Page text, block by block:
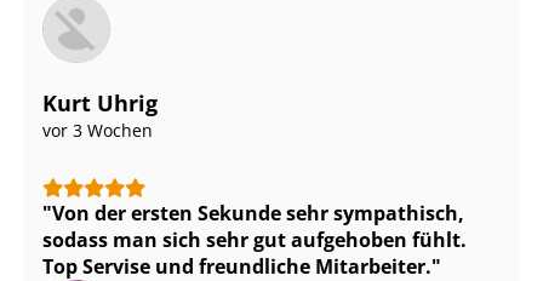
Kurt Uhrig
vor 3 Wochen
Von der ersten Sekunde sehr sympathisch,
sodass man sich sehr gut aufgehoben fühlt.
Top Servise und freundliche Mitarbeiter.